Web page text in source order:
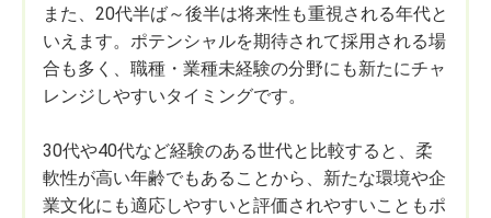
また、20代半ば～後半は将来性も重視される年代と
いえます。ポテンシャルを期待されて採用される場
合も多く、職種・業種未経験の分野にも新たにチャ
レンジしやすいタイミングです。
30代や40代など経験のある世代と比較すると、柔
軟性が高い年齢でもあることから、新たな環境や企
業文化にも適応しやすいと評価されやすいこともポ